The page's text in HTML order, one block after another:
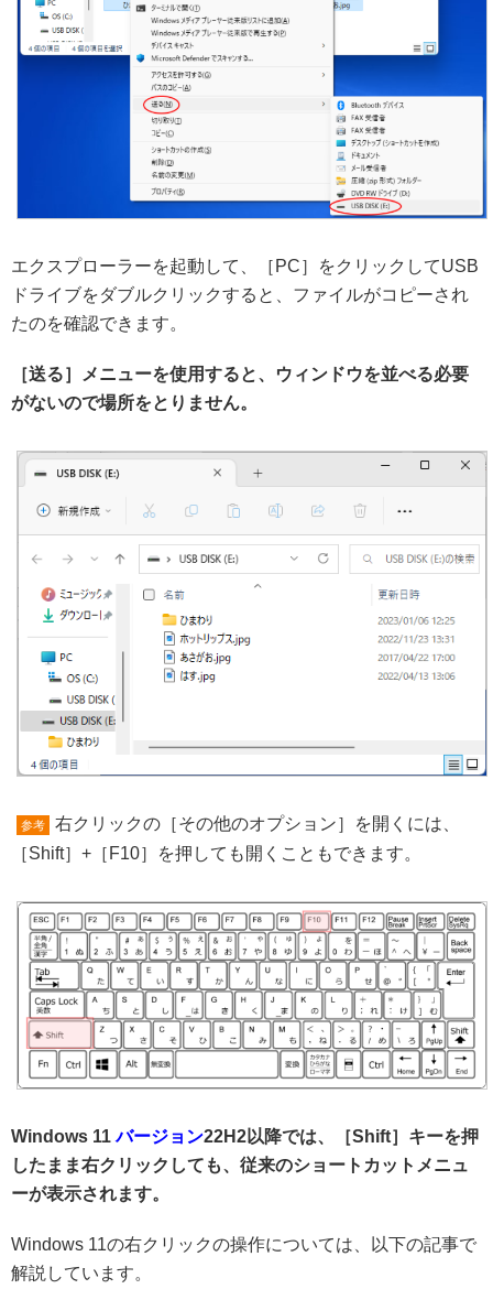
エクスプローラーを起動して、［PC］をクリックしてUSB
ドライブをダブルクリックすると、ファイルがコピーされ
たのを確認できます。
［送る］メニューを使用すると、ウィンドウを並べる必要
がないので場所をとりません。
参考
右クリックの［その他のオプション］を開くには、
［Shift］+［F10］を押しても開くこともできます。
Windows 11バージョン22H2以降では、［Shift］キーを押
したまま右クリックしても、従来のショートカットメニュ
ーが表示されます。
Windows 11の右クリックの操作については、以下の記事で
解説しています。